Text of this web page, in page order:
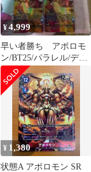
¥4,999
早い者勝ち アポロモ
ン/BT25/パラレル/デジ
モンカード 4枚セット
¥ 1,380
状態A アポロモン SR